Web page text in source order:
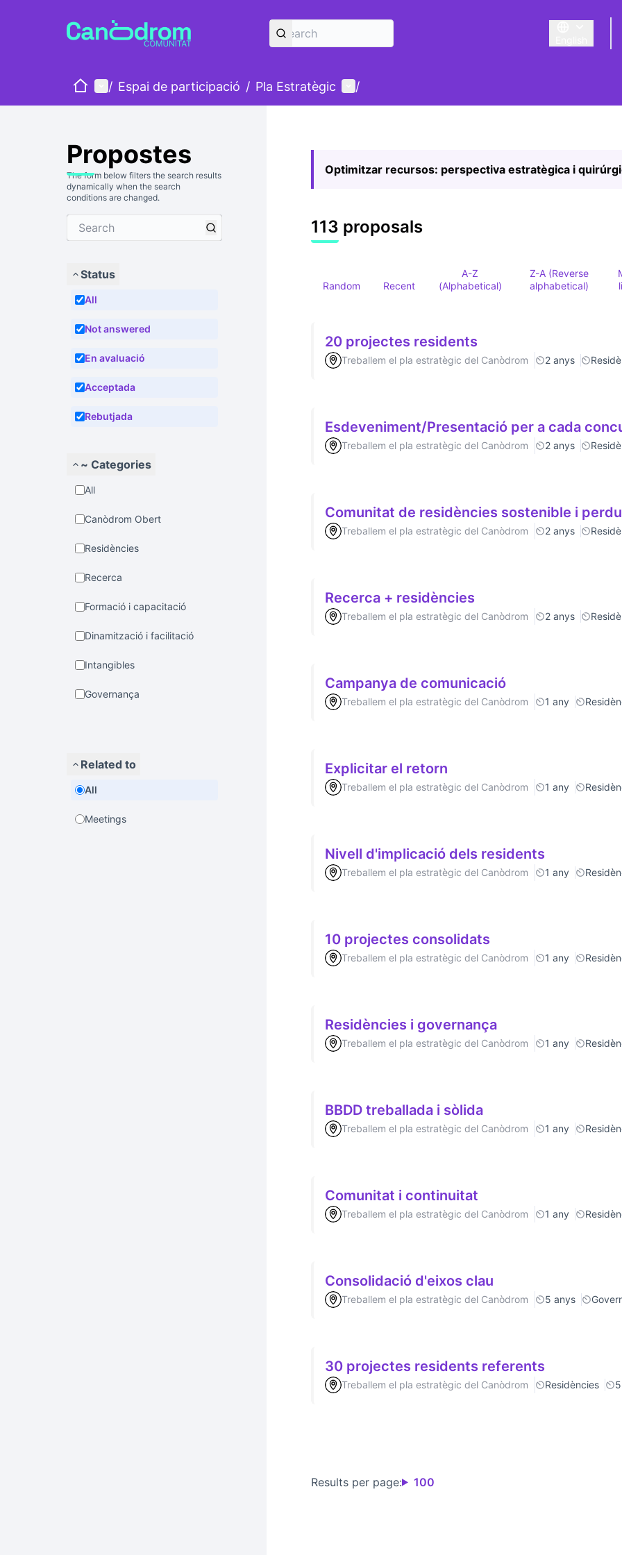
Triar la llengua
HomeMain menu
/ Espai de participació / Pla Estratègic User menu
/
Propostes
The form below filters the search results
dynamically when the search
conditions are changed.
Status
All
Not answered
En avaluació
Acceptada
Rebutjada
~ Categories
All
Canòdrom Obert
Residències
Recerca
Formació i capacitació
Dinamització i facilitació
Intangibles
Governança
Related to
All
Meetings
Optimitzar recursos: perspectiva estratègica i
113 proposals
Random Recent
A-Z
(Alphabetical)
Z-A (Reverse
alphabetical)
20 projectes residents
Treballem el pla estratègic del Canòdrom 2 anys
Esdeveniment/Presentació per a cada
Treballem el pla estratègic del Canòdrom 2 anys
Comunitat de residències sostenible
Treballem el pla estratègic del Canòdrom 2 anys
Recerca + residències
Treballem el pla estratègic del Canòdrom 2 anys
Campanya de comunicació
Treballem el pla estratègic del Canòdrom 1 any
Explicitar el retorn
Treballem el pla estratègic del Canòdrom 1 any
Nivell d'implicació dels residents
Treballem el pla estratègic del Canòdrom 1 any
10 projectes consolidats
Treballem el pla estratègic del Canòdrom 1 any
Residències i governança
Treballem el pla estratègic del Canòdrom 1 any
BBDD treballada i sòlida
Treballem el pla estratègic del Canòdrom 1 any
Comunitat i continuitat
Treballem el pla estratègic del Canòdrom 1 any
Consolidació d'eixos clau
Treballem el pla estratègic del Canòdrom 5 anys
30 projectes residents referents
Treballem el pla estratègic del Canòdrom Residències
Results per page: 100